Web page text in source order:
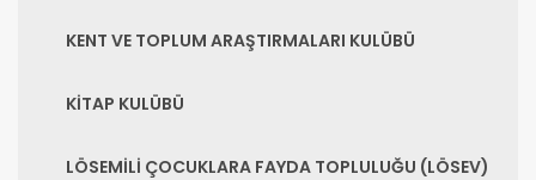
KENT VE TOPLUM ARAŞTIRMALARI KULÜBÜ
KİTAP KULÜBÜ
LÖSEMİLİ ÇOCUKLARA FAYDA TOPLULUĞU (LÖSEV)